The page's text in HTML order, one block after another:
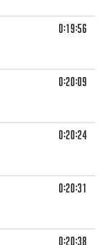
0:19:56
0:20:09
0:20:24
0:20:31
0:20:38